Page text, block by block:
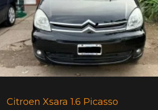
Citroen Xsara 1.6 Picasso